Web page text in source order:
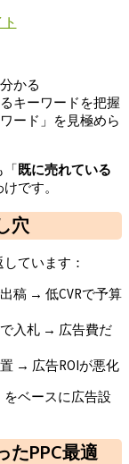
かる
キーワードを把握
ード」を見極めら
「既に売れている
です。
穴
ています：
稿 → 低CVRで予算
入札 → 広告費だ
→ 広告ROIが悪化
ベースに広告設
たPPC最適